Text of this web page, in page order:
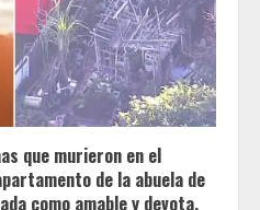
que murieron en el
de la abuela de
como amable y devota.